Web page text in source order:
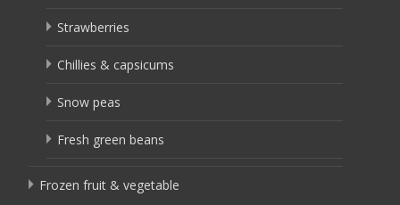
Strawberries
Chillies & capsicums
Snow peas
Fresh green beans
Frozen fruit & vegetable